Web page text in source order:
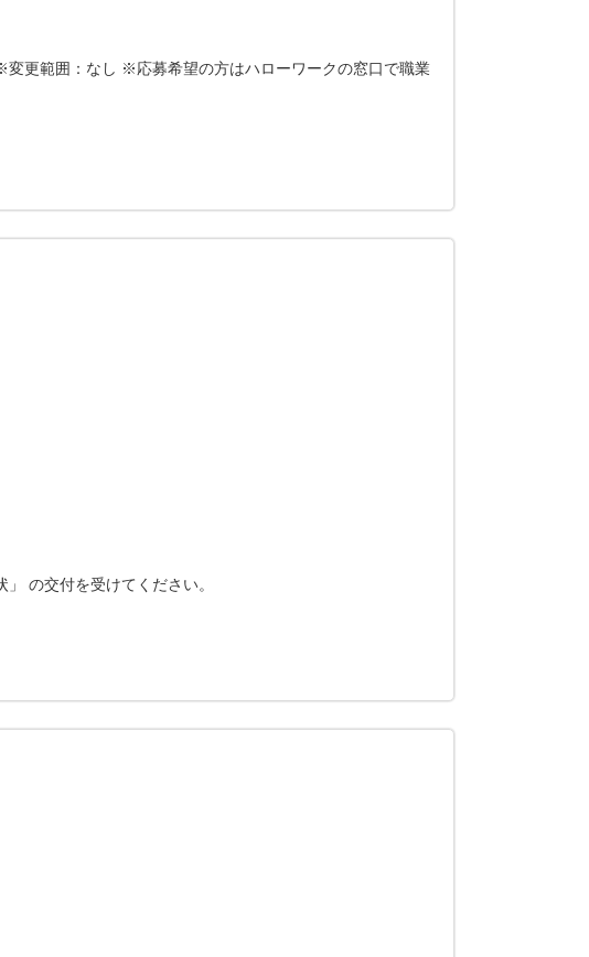
変更範囲：なし ※応募希望の方はハローワークの窓口で職業
の交付を受けてください。